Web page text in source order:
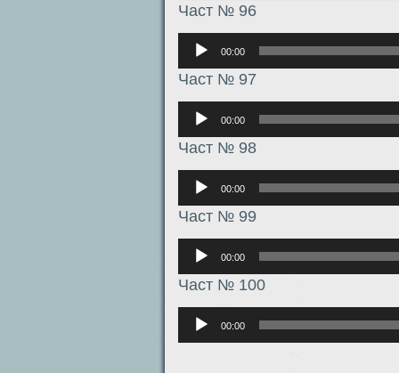
Част № 96
Аудиоплеер
00:00
Част № 97
Аудиоплеер
00:00
Част № 98
Аудиоплеер
00:00
Част № 99
Аудиоплеер
00:00
Част № 100
Аудиоплеер
00:00